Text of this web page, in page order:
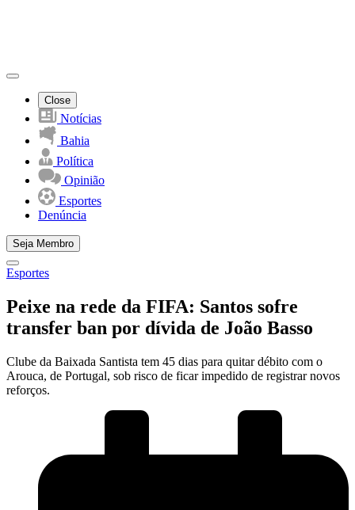
Close
Notícias
Bahia
Política
Opinião
Esportes
Denúncia
Seja Membro
Esportes
Peixe na rede da FIFA: Santos sofre
transfer ban por dívida de João Basso
Clube da Baixada Santista tem 45 dias para quitar débito com o
Arouca, de Portugal, sob risco de ficar impedido de registrar novos
reforços.